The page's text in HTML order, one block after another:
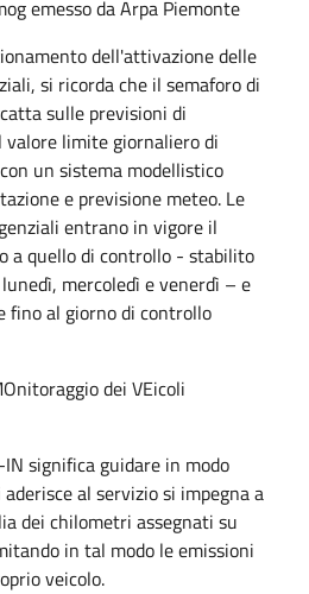
emesso da Arpa Piemonte
dell'attivazione delle
si ricorda che il semaforo di
sulle previsioni di
valore limite giornaliero di
un sistema modellistico
e previsione meteo. Le
entrano in vigore il
a quello di controllo - stabilito
mercoledì e venerdì – e
fino al giorno di controllo
dei VEicoli
significa guidare in modo
al servizio si impegna a
dei chilometri assegnati su
in tal modo le emissioni
veicolo.